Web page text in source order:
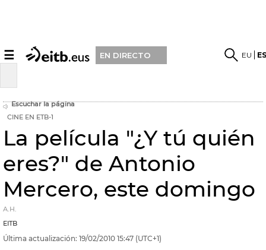
☰ EN DIRECTO EU
Escuchar la página
CINE EN ETB-1
La película "¿Y tú quién
eres?" de Antonio
Mercero, este domingo
A.H.
EITB
Última actualización: 19/02/2010 15:47 (UTC+1)